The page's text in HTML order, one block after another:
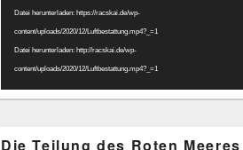
Datei herunterladen: https://racskai.de/wp-
content/uploads/2020/12/Luftbestattung.mp4?_=1
Datei herunterladen: http://racskai.de/wp-
content/uploads/2020/12/Luftbestattung.mp4?_=1
Die Teilung des Roten Meeres